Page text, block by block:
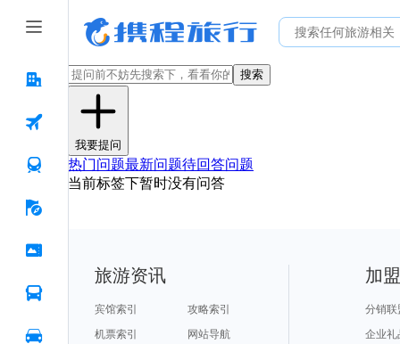
搜索
我要提问
热门问题最新问题待回答问题
当前标签下暂时没有问答
旅游资讯
宾馆索引
攻略索引
机票索引
网站导航
加
分销联
企业礼